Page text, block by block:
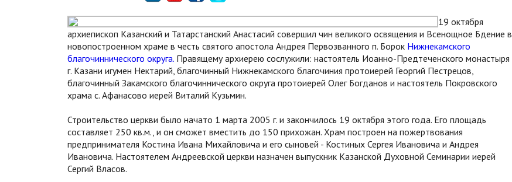
19 октября
архиепископ Казанский и Татарстанский Анастасий совершил чин великого освящения и Всенощное Бдение в
новопостроенном храме в честь святого апостола Андрея Первозванного п. Борок Нижнекамского
благочиннического округа. Правящему архиерею сослужили: настоятель Иоанно-Предтеченского монастыря
г. Казани игумен Нектарий, благочинный Нижнекамского благочиния протоиерей Георгий Пестрецов,
благочинный Закамского благочиннического округа протоиерей Олег Богданов и настоятель Покровского
храма с. Афанасово иерей Виталий Кузьмин.
Строительство церкви было начато 1 марта 2005 г. и закончилось 19 октября этого года. Его площадь
составляет 250 кв.м., и он сможет вместить до 150 прихожан. Храм построен на пожертвования
предпринимателя Костина Ивана Михайловича и его сыновей - Костиных Сергея Ивановича и Андрея
Ивановича. Настоятелем Андреевской церкви назначен выпускник Казанской Духовной Семинарии иерей
Сергий Власов.